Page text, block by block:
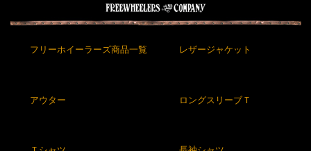
フリーホイーラーズ商品一覧 レザージャケット
アウター ロングスリーブＴ